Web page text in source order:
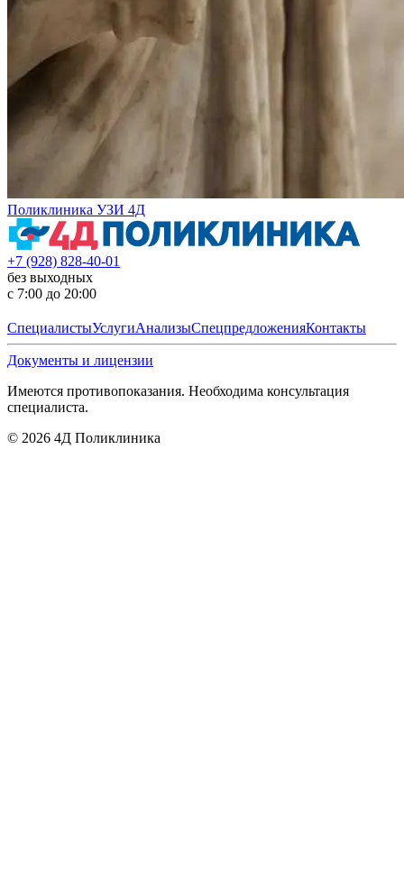
Поликлиника УЗИ 4Д
+7 (928) 828-40-01
без выходных
с 7:00 до 20:00
СпециалистыУслугиАнализыСпецпредложенияКонтакты
Документы и лицензии
Имеются противопоказания. Необходима консультация
специалиста.
© 2026 4Д Поликлиника